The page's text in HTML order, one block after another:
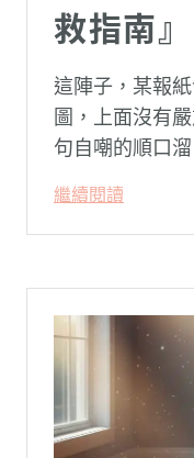
救指南』
這陣子，某報
圖，上面沒有
句自嘲的順口
被廣泛轉載。
跌的數字背後
繼續閱讀